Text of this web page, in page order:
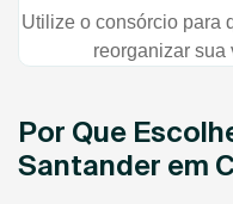
Utilize o consórcio para
reorganizar sua
Por Que
Santander em